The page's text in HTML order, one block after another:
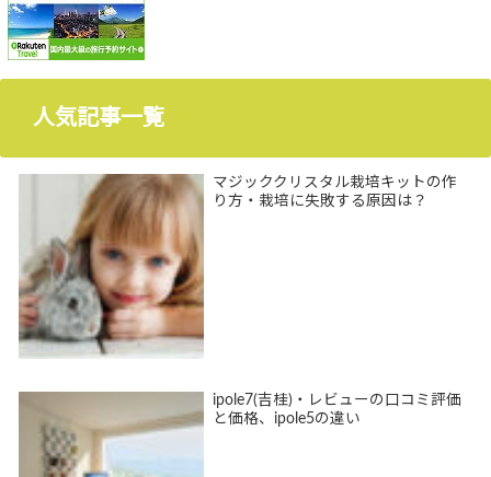
人気記事一覧
マジッククリスタル栽培キットの作
り方・栽培に失敗する原因は？
ipole7(吉桂)・レビューの口コミ評価
と価格、ipole5の違い